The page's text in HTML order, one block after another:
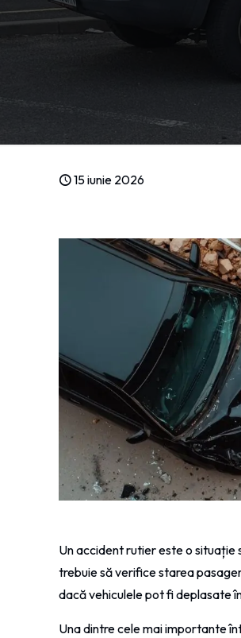
15 iunie 2026
Un accident rutier este o situație
trebuie să verifice starea
dacă vehiculele pot fi deplasate
Una dintre cele mai importante